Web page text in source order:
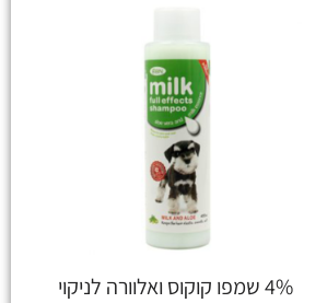
4% שמפו קוקוס ואלוורה לניקוי